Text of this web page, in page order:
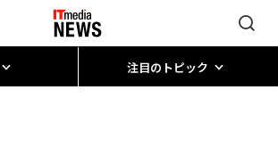
注目のトピック